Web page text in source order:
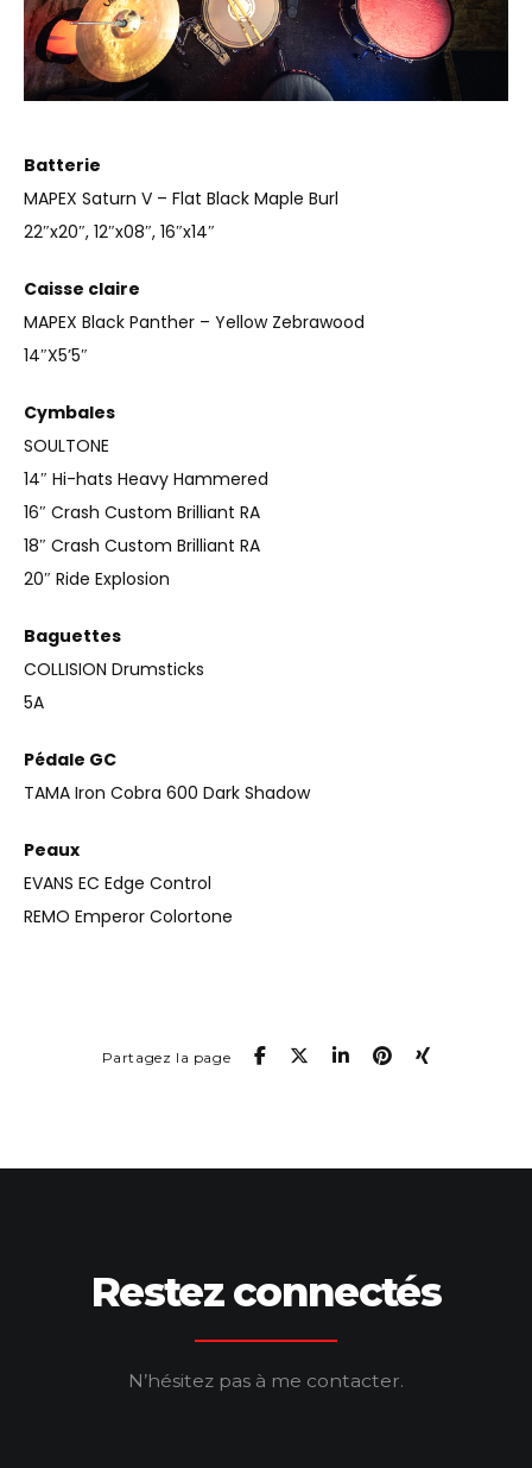
Batterie
MAPEX Saturn V – Flat Black Maple Burl
22″x20″, 12″x08″, 16″x14″
Caisse claire
MAPEX Black Panther – Yellow Zebrawood
14″X5’5″
Cymbales
SOULTONE
14″ Hi-hats Heavy Hammered
16″ Crash Custom Brilliant RA
18″ Crash Custom Brilliant RA
20″ Ride Explosion
Baguettes
COLLISION Drumsticks
5A
Pédale GC
TAMA Iron Cobra 600 Dark Shadow
Peaux
EVANS EC Edge Control
REMO Emperor Colortone
Partagez la page
Restez connectés
N’hésitez pas à me contacter.